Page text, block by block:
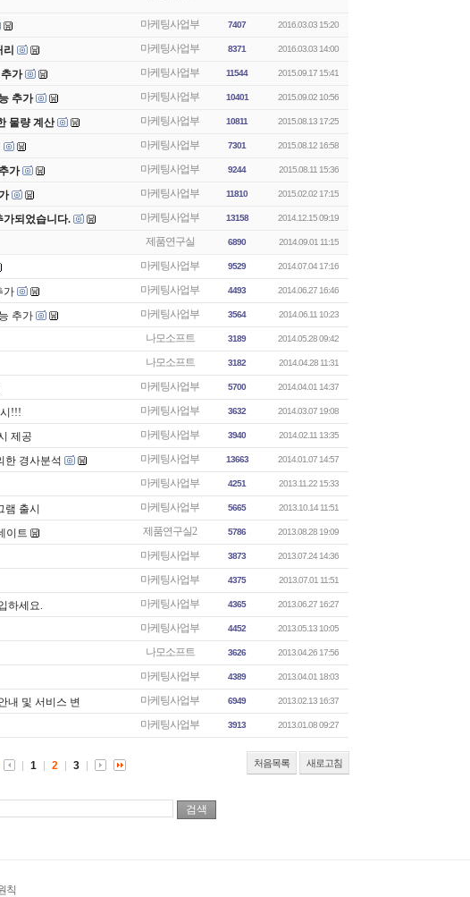
마케팅사업부 7407 2016.03.03 15:20
마케팅사업부 8371 2016.03.03 14:00
가 마케팅사업부 11544 2015.09.17 15:41
추가 마케팅사업부 10401 2015.09.02 10:56
물량 계산 마케팅사업부 10811 2015.08.13 17:25
마케팅사업부 7301 2015.08.12 16:58
가 마케팅사업부 9244 2015.08.11 15:36
마케팅사업부 11810 2015.02.02 17:15
가되었습니다. 마케팅사업부 13158 2014.12.15 09:19
제품연구실 6890 2014.09.01 11:15
마케팅사업부 9529 2014.07.04 17:16
가 마케팅사업부 4493 2014.06.27 16:46
추가 마케팅사업부 3564 2014.06.11 10:23
나모소프트 3189 2014.05.28 09:42
나모소프트 3182 2014.04.28 11:31
마케팅사업부 5700 2014.04.01 14:37
!!! 마케팅사업부 3632 2014.03.07 19:08
제공 마케팅사업부 3940 2014.02.11 13:35
한 경사분석 마케팅사업부 13663 2014.01.07 14:57
마케팅사업부 4251 2013.11.22 15:33
램 출시 마케팅사업부 5665 2013.10.14 11:51
이트 제품연구실2 5786 2013.08.28 19:09
마케팅사업부 3873 2013.07.24 14:36
마케팅사업부 4375 2013.07.01 11:51
하세요. 마케팅사업부 4365 2013.06.27 16:27
마케팅사업부 4452 2013.05.13 10:05
나모소프트 3626 2013.04.26 17:56
마케팅사업부 4389 2013.04.01 18:03
내 및 서비스 변 마케팅사업부 6949 2013.02.13 16:37
마케팅사업부 3913 2013.01.08 09:27
처음목록 새로고침
1 2 3
칙